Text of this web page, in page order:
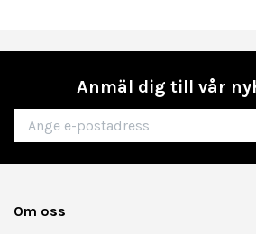
Anmäl dig till vår
Om oss